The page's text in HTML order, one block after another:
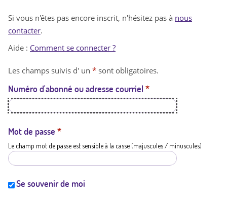
n
t
a
t
i
Si vous n'êtes pas encore inscrit, n'hésitez pas à nous
contacter.
Aide : Comment se connecter ?
Les champs suivis d' un * sont obligatoires.
Numéro d'abonné ou adresse courriel *
Mot de passe *
Le champ mot de passe est sensible à la casse (majuscules / minuscules)
Se souvenir de moi